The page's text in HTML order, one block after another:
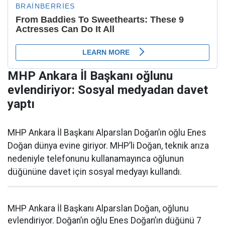
MHP Ankara İl Başkanı oğlunu
evlendiriyor: Sosyal medyadan davet
yaptı
MHP Ankara İl Başkanı Alparslan Doğan’ın oğlu Enes
Doğan dünya evine giriyor. MHP’li Doğan, teknik arıza
nedeniyle telefonunu kullanamayınca oğlunun
düğününe davet için sosyal medyayı kullandı.
MHP Ankara İl Başkanı Alparslan Doğan, oğlunu
evlendiriyor. Doğan’ın oğlu Enes Doğan’ın düğünü 7